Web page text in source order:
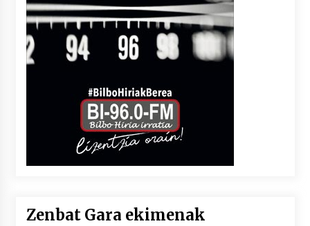
Zenbat Gara ekimenak